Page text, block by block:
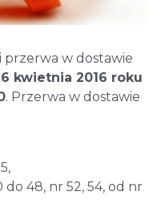
przerwa w dostawie
kwietnia 2016 roku
. Przerwa w dostawie
48, nr 52, 54, od nr